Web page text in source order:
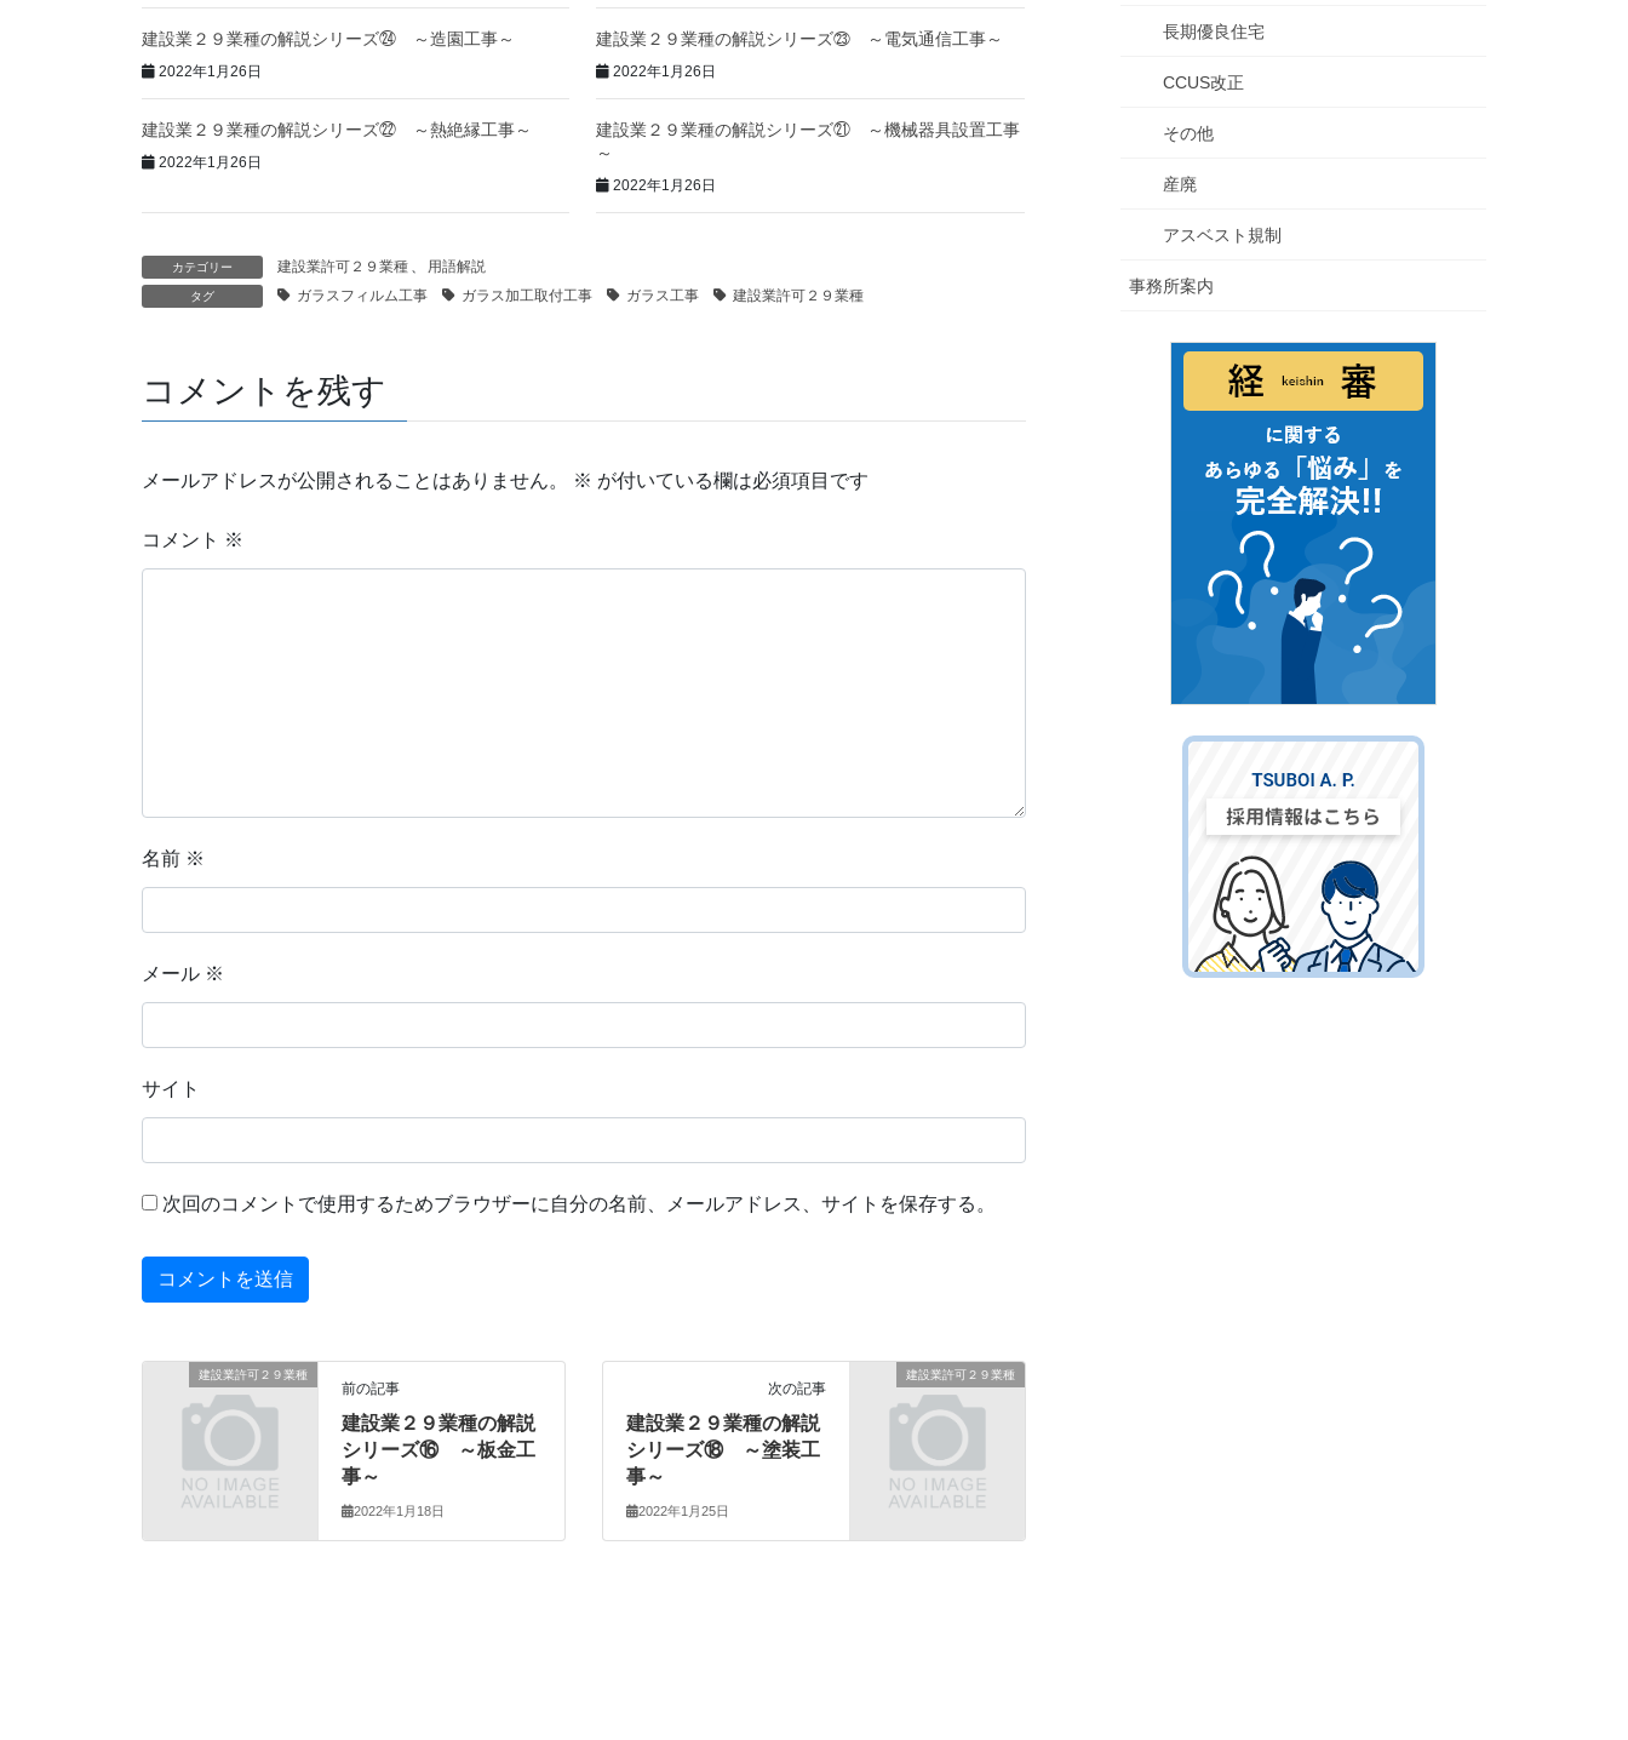
建設業２９業種の解説シリーズ㉔ ～造園工事～
2022年1月26日
建設業２９業種の解説シリーズ㉓ ～電気通信工事～
2022年1月26日
建設業２９業種の解説シリーズ㉒ ～熱絶縁工事～
2022年1月26日
建設業２９業種の解説シリーズ㉑ ～機械器具設置工事
～
2022年1月26日
カテゴリー 建設業許可２９業種 、 用語解説
タグ ガラスフィルム工事 ガラス加工取付工事 ガラス工事 建設業許可２９業種
コメントを残す
メールアドレスが公開されることはありません。 ※ が付いている欄は必須項目です
コメント ※
名前 ※
メール ※
サイト
次回のコメントで使用するためブラウザーに自分の名前、メールアドレス、サイトを保存する。
建設業許可２９業種
前の記事
建設業２９業種の解説
シリーズ⑯ ～板金工
事～
2022年1月18日
建設業許可２９業種
次の記事
建設業２９業種の解説
シリーズ⑱ ～塗装工
事～
2022年1月25日
長期優良住宅
CCUS改正
その他
産廃
アスベスト規制
事務所案内